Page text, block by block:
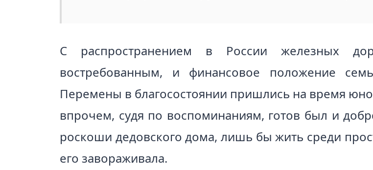
С распространением в России железных
востребованным, и финансовое положение
Перемены в благосостоянии пришлись на время
впрочем, судя по воспоминаниям, готов был и
роскоши дедовского дома, лишь бы жить среди
его завораживала.